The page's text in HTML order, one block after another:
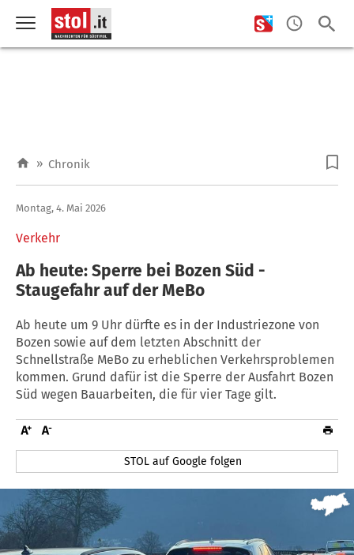
» Chronik
Verkehr
Montag, 4. Mai 2026
Ab heute: Sperre bei Bozen Süd -
Staugefahr auf der MeBo
Ab heute um 9 Uhr dürfte es in der Industriezone von
Bozen sowie auf dem letzten Abschnitt der
Schnellstraße MeBo zu erheblichen Verkehrsproblemen
kommen. Grund dafür ist die Sperre der Ausfahrt Bozen
Süd wegen Bauarbeiten, die für vier Tage gilt.
STOL auf Google folgen